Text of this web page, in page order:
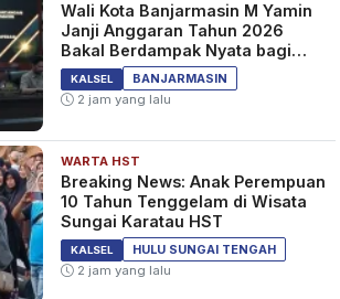
Wali Kota Banjarmasin M Yamin
Janji Anggaran Tahun 2026
Bakal Berdampak Nyata bagi
Masyarakat&nbsp;
KALSEL
BANJARMASIN
2 jam yang lalu
WARTA HST
Breaking News: Anak Perempuan
10 Tahun Tenggelam di Wisata
Sungai Karatau HST
KALSEL
HULU SUNGAI TENGAH
2 jam yang lalu